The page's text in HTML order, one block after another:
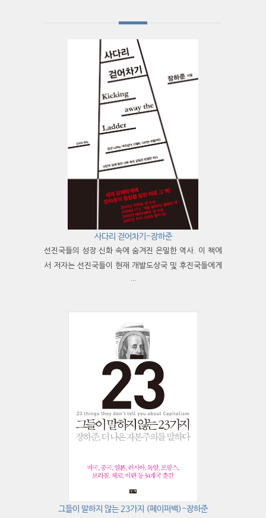
사다리 걷어차기-장하준
선진국들의 성장 신화 속에 숨겨진 은밀한 역사. 이 책에
서 저자는 선진국들이 현재 개발도상국 및 후진국들에게
···
그들이 말하지 않는 23가지 (페이퍼백)-장하준